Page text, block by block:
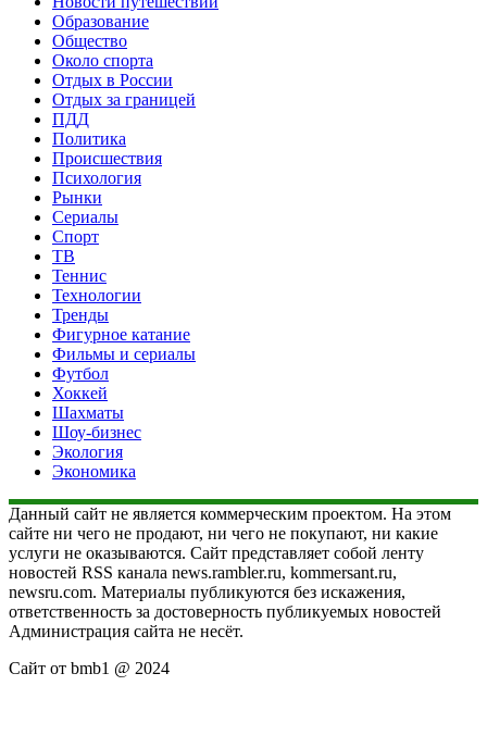
Образование
Общество
Около спорта
Отдых в России
Отдых за границей
ПДД
Политика
Происшествия
Психология
Рынки
Сериалы
Спорт
ТВ
Теннис
Технологии
Тренды
Фигурное катание
Фильмы и сериалы
Футбол
Хоккей
Шахматы
Шоу-бизнес
Экология
Экономика
Данный сайт не является коммерческим проектом. На этом
сайте ни чего не продают, ни чего не покупают, ни какие
услуги не оказываются. Сайт представляет собой ленту
новостей RSS канала news.rambler.ru, kommersant.ru,
newsru.com. Материалы публикуются без искажения,
ответственность за достоверность публикуемых новостей
Администрация сайта не несёт.
Сайт от bmb1 @ 2024